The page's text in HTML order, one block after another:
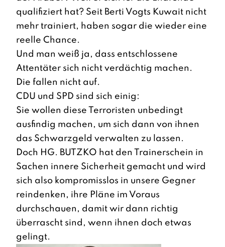
qualifiziert hat? Seit Berti Vogts Kuwait nicht
mehr trainiert, haben sogar die wieder eine
reelle Chance.
Und man weiß ja, dass entschlossene
Attentäter sich nicht verdächtig machen.
Die fallen nicht auf.
CDU und SPD sind sich einig:
Sie wollen diese Terroristen unbedingt
ausfindig machen, um sich dann von ihnen
das Schwarzgeld verwalten zu lassen.
Doch HG. BUTZKO hat den Trainerschein in
Sachen innere Sicherheit gemacht und wird
sich also kompromisslos in unsere Gegner
reindenken, ihre Pläne im Voraus
durchschauen, damit wir dann richtig
überrascht sind, wenn ihnen doch etwas
gelingt.